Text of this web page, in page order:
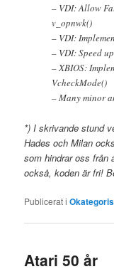
– VDI: Allow
v_opnwk()
– VDI:
– VDI: Speed
– XBIOS:
VcheckMode()
– Many minor
*) I skrivande stund
Hades och Milan
som hindrar oss från
också, koden är fri!
Publicerat i
Atari 50 år